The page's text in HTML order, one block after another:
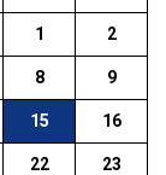
1 2
8 9
15 16
22 23